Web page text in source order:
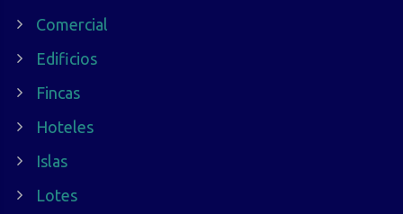
Comercial
Edificios
Fincas
Hoteles
Islas
Lotes